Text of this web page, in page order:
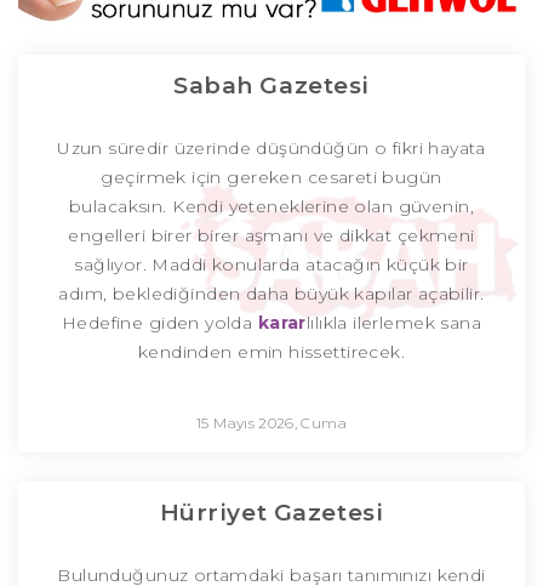
Sabah Gazetesi
Uzun süredir üzerinde düşündüğün o fikri hayata
geçirmek için gereken cesareti bugün
bulacaksın. Kendi yeteneklerine olan güvenin,
engelleri birer birer aşmanı ve dikkat çekmeni
sağlıyor. Maddi konularda atacağın küçük bir
adım, beklediğinden daha büyük kapılar açabilir.
Hedefine giden yolda kararlılıkla ilerlemek sana
kendinden emin hissettirecek.
15 Mayıs 2026, Cuma
Hürriyet Gazetesi
Bulunduğunuz ortamdaki başarı tanımınızı kendi